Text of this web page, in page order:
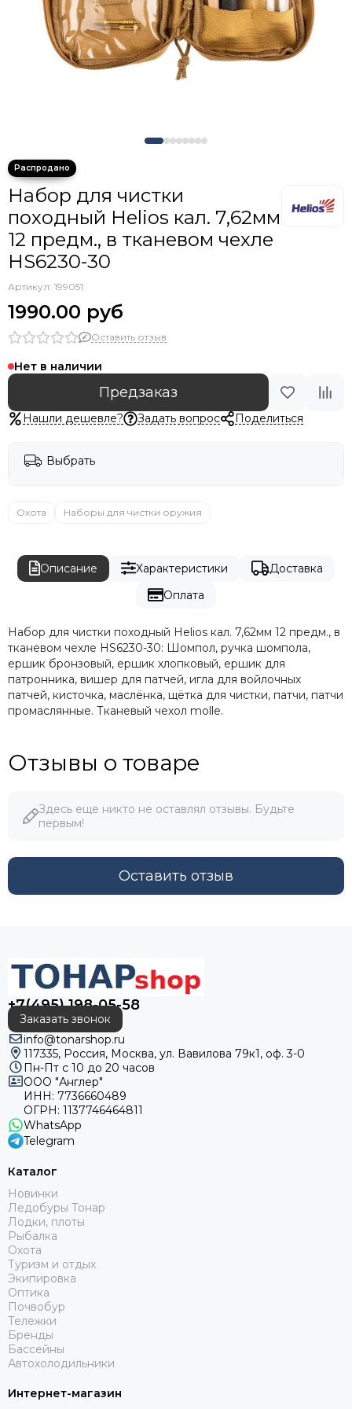
Набор для чистки
походный Helios кал. 7,62мм
12 предм., в тканевом чехле
HS6230-30
Артикул: 199051
1990.00 руб
Оставить отзыв
Нет в наличии
Предзаказ
Нашли дешевле? Задать вопрос Поделиться
Выбрать
Охота Наборы для чистки оружия
Описание Характеристики
Доставка
Оплата
Набор для чистки походный Helios кал. 7,62мм 12 предм., в
тканевом чехле HS6230-30: Шомпол, ручка шомпола,
ершик бронзовый, ершик хлопковый, ершик для
патронника, вишер для патчей, игла для войлочных
патчей, кисточка, маслёнка, щётка для чистки, патчи, патчи
промаслянные. Тканевый чехол molle.
Отзывы о товаре
Здесь еще никто не оставлял отзывы. Будьте
первым!
Оставить отзыв
+7(495) 198-05-58
Заказать звонок
info@tonarshop.ru
117335, Россия, Москва, ул. Вавилова 79к1, оф. 3-0
Пн-Пт с 10 до 20 часов
ООО "Англер"
ИНН: 7736660489
ОГРН: 1137746464811
WhatsApp
Telegram
Каталог
Новинки
Ледобуры Тонар
Лодки, плоты
Рыбалка
Охота
Туризм и отдых
Экипировка
Оптика
Почвобур
Тележки
Бренды
Бассейны
Автохолодильники
Интернет-магазин